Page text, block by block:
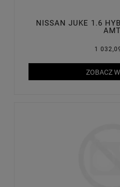
NISSAN JUKE 1.6
AMT
1
ZOBACZ